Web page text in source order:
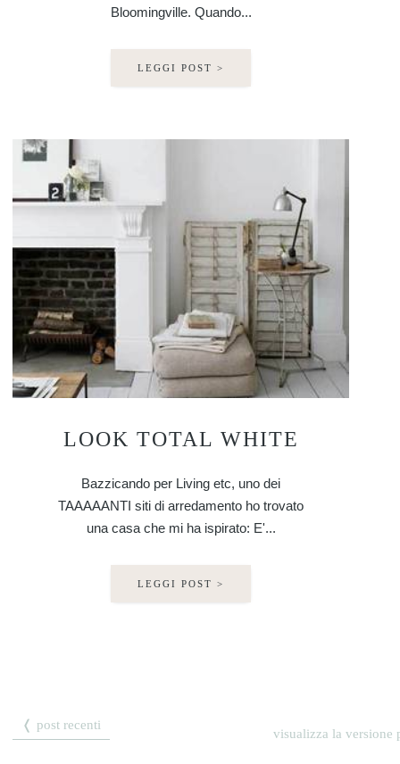
Bloomingville. Quando...
LEGGI POST >
LOOK TOTAL WHITE
Bazzicando per Living etc, uno dei
TAAAAANTI siti di arredamento ho trovato
una casa che mi ha ispirato: E'...
LEGGI POST >
❬ post recenti
visualizza la versione